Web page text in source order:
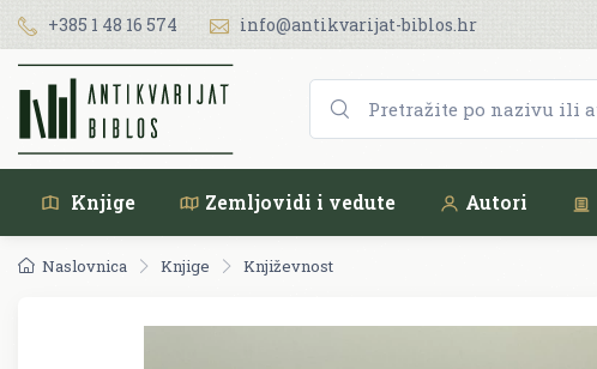
+385 1 48 16 574 info@antikvarijat-biblos.hr
Knjige Zemljovidi i vedute Autori
Naslovnica Knjige Književnost